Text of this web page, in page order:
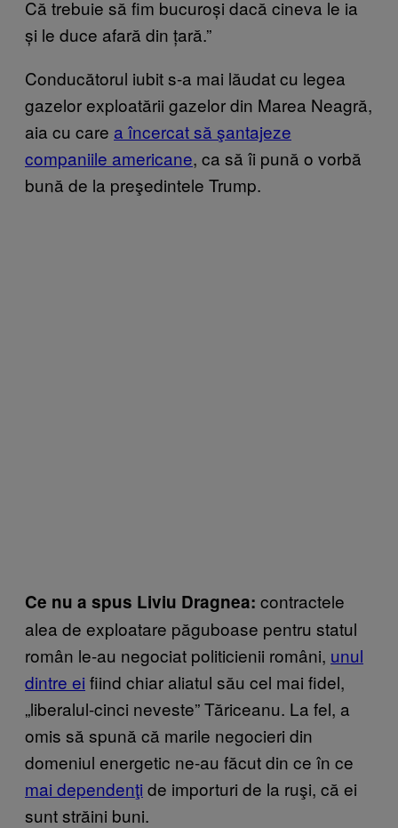
Că trebuie să fim bucuroși dacă cineva le ia
și le duce afară din țară.”
Conducătorul iubit s-a mai lăudat cu legea
gazelor exploatării gazelor din Marea Neagră,
aia cu care a încercat să şantajeze
companiile americane, ca să îi pună o vorbă
bună de la preşedintele Trump.
Ce nu a spus Liviu Dragnea: contractele
alea de exploatare păguboase pentru statul
român le-au negociat politicienii români, unul
dintre ei fiind chiar aliatul său cel mai fidel,
„liberalul-cinci neveste” Tăriceanu. La fel, a
omis să spună că marile negocieri din
domeniul energetic ne-au făcut din ce în ce
mai dependenţi de importuri de la ruşi, că ei
sunt străini buni.